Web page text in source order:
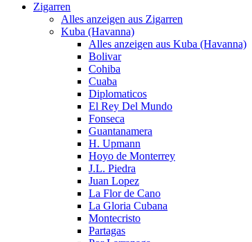
Zigarren
Alles anzeigen aus Zigarren
Kuba (Havanna)
Alles anzeigen aus Kuba (Havanna)
Bolivar
Cohiba
Cuaba
Diplomaticos
El Rey Del Mundo
Fonseca
Guantanamera
H. Upmann
Hoyo de Monterrey
J.L. Piedra
Juan Lopez
La Flor de Cano
La Gloria Cubana
Montecristo
Partagas